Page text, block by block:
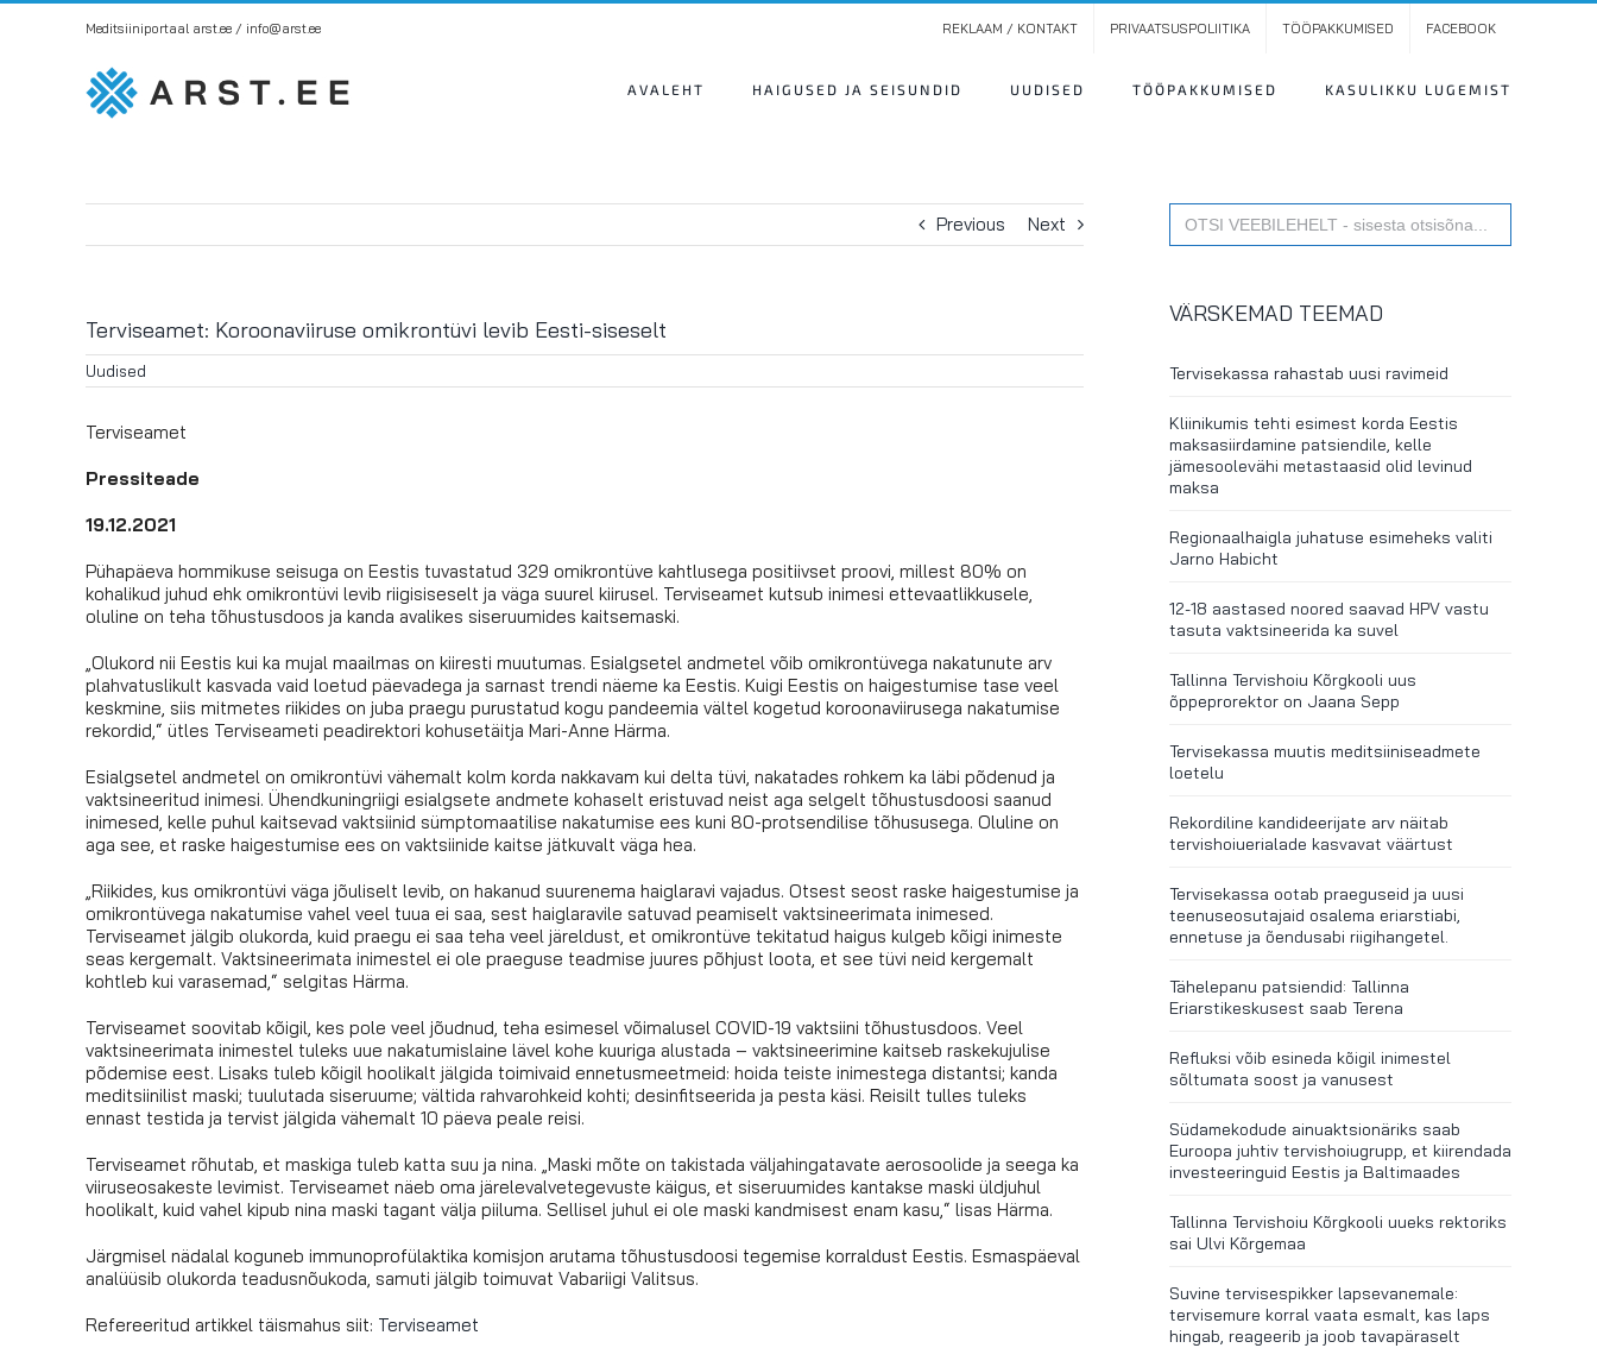
Skip
Meditsiiniportaal arst.ee / info@arst.ee REKLAAM / KONTAKT PRIVAATSUSPOLIITIKA TÖÖPAKKUMISED FACEBOOK
AVALEHT HAIGUSED JA SEISUNDID UUDISED TÖÖPAKKUMISED KASULIKKU LUGEMIST
Previous Next
Terviseamet: Koroonaviiruse omikrontüvi levib Eesti-siseselt
Uudised
Terviseamet
Pressiteade
19.12.2021
Pühapäeva hommikuse seisuga on Eestis tuvastatud 329 omikrontüve kahtlusega positiivset proovi, millest 80% on
kohalikud juhud ehk omikrontüvi levib riigisiseselt ja väga suurel kiirusel. Terviseamet kutsub inimesi ettevaatlikkusele,
oluline on teha tõhustusdoos ja kanda avalikes siseruumides kaitsemaski.
„Olukord nii Eestis kui ka mujal maailmas on kiiresti muutumas. Esialgsetel andmetel võib omikrontüvega nakatunute arv
plahvatuslikult kasvada vaid loetud päevadega ja sarnast trendi näeme ka Eestis. Kuigi Eestis on haigestumise tase veel
keskmine, siis mitmetes riikides on juba praegu purustatud kogu pandeemia vältel kogetud koroonaviirusega nakatumise
rekordid,“ ütles Terviseameti peadirektori kohusetäitja Mari-Anne Härma.
Esialgsetel andmetel on omikrontüvi vähemalt kolm korda nakkavam kui delta tüvi, nakatades rohkem ka läbi põdenud ja
vaktsineeritud inimesi. Ühendkuningriigi esialgsete andmete kohaselt eristuvad neist aga selgelt tõhustusdoosi saanud
inimesed, kelle puhul kaitsevad vaktsiinid sümptomaatilise nakatumise ees kuni 80-protsendilise tõhususega. Oluline on
aga see, et raske haigestumise ees on vaktsiinide kaitse jätkuvalt väga hea.
„Riikides, kus omikrontüvi väga jõuliselt levib, on hakanud suurenema haiglaravi vajadus. Otsest seost raske haigestumise ja
omikrontüvega nakatumise vahel veel tuua ei saa, sest haiglaravile satuvad peamiselt vaktsineerimata inimesed.
Terviseamet jälgib olukorda, kuid praegu ei saa teha veel järeldust, et omikrontüve tekitatud haigus kulgeb kõigi inimeste
seas kergemalt. Vaktsineerimata inimestel ei ole praeguse teadmise juures põhjust loota, et see tüvi neid kergemalt
kohtleb kui varasemad,“ selgitas Härma.
Terviseamet soovitab kõigil, kes pole veel jõudnud, teha esimesel võimalusel COVID-19 vaktsiini tõhustusdoos. Veel
vaktsineerimata inimestel tuleks uue nakatumislaine lävel kohe kuuriga alustada – vaktsineerimine kaitseb raskekujulise
põdemise eest. Lisaks tuleb kõigil hoolikalt jälgida toimivaid ennetusmeetmeid: hoida teiste inimestega distantsi; kanda
meditsiinilist maski; tuulutada siseruume; vältida rahvarohkeid kohti; desinfitseerida ja pesta käsi. Reisilt tulles tuleks
ennast testida ja tervist jälgida vähemalt 10 päeva peale reisi.
Terviseamet rõhutab, et maskiga tuleb katta suu ja nina. „Maski mõte on takistada väljahingatavate aerosoolide ja seega ka
viiruseosakeste levimist. Terviseamet näeb oma järelevalvetegevuste käigus, et siseruumides kantakse maski üldjuhul
hoolikalt, kuid vahel kipub nina maski tagant välja piiluma. Sellisel juhul ei ole maski kandmisest enam kasu,“ lisas Härma.
Järgmisel nädalal koguneb immunoprofülaktika komisjon arutama tõhustusdoosi tegemise korraldust Eestis. Esmaspäeval
analüüsib olukorda teadusnõukoda, samuti jälgib toimuvat Vabariigi Valitsus.
Refereeritud artikkel täismahus siit: Terviseamet
Search
for:
VÄRSKEMAD TEEMAD
Tervisekassa rahastab uusi ravimeid
Kliinikumis tehti esimest korda Eestis
maksasiirdamine patsiendile, kelle
jämesoolevähi metastaasid olid levinud
maksa
Regionaalhaigla juhatuse esimeheks valiti
Jarno Habicht
12-18 aastased noored saavad HPV vastu
tasuta vaktsineerida ka suvel
Tallinna Tervishoiu Kõrgkooli uus
õppeprorektor on Jaana Sepp
Tervisekassa muutis meditsiiniseadmete
loetelu
Rekordiline kandideerijate arv näitab
tervishoiuerialade kasvavat väärtust
Tervisekassa ootab praeguseid ja uusi
teenuseosutajaid osalema eriarstiabi,
ennetuse ja õendusabi riigihangetel.
Tähelepanu patsiendid: Tallinna
Eriarstikeskusest saab Terena
Refluksi võib esineda kõigil inimestel
sõltumata soost ja vanusest
Südamekodude ainuaktsionäriks saab
Euroopa juhtiv tervishoiugrupp, et kiirendada
investeeringuid Eestis ja Baltimaades
Tallinna Tervishoiu Kõrgkooli uueks rektoriks
sai Ulvi Kõrgemaa
Suvine tervisespikker lapsevanemale:
tervisemure korral vaata esmalt, kas laps
hingab, reageerib ja joob tavapäraselt